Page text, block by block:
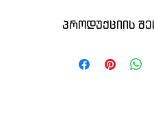
პროდუქციის
დავამზადებთ